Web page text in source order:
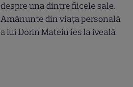
despre una dintre fiicele sale.
Amănunte din viața personală
a lui Dorin Mateiu ies la iveală